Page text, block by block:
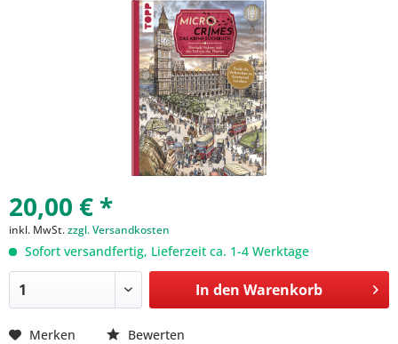
20,00 € *
inkl. MwSt.zzgl. Versandkosten
Sofort versandfertig, Lieferzeit ca. 1-4 Werktage
In den Warenkorb
Merken Bewerten